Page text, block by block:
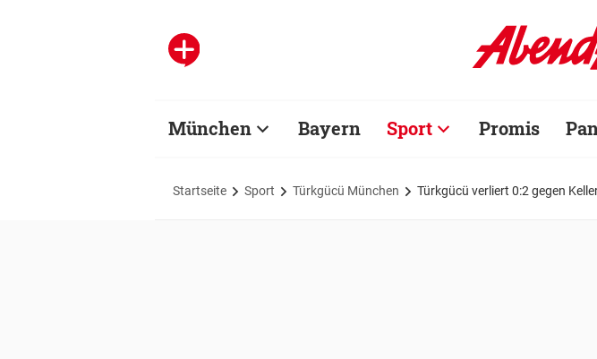
München Bayern Sport Promis
Startseite Sport Türkgücü München Türkgücü verliert 0:2 gegen